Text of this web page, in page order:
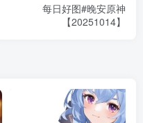
每日好图#晚安原神
【20251014】